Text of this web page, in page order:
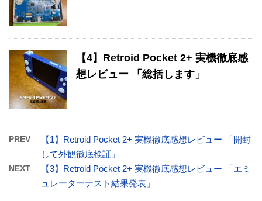
【4】Retroid Pocket 2+ 実機徹底感
想レビュー 「総括します」
PREV
【1】Retroid Pocket 2+ 実機徹底感想レビュー 「開封
して外観徹底検証」
NEXT
【3】Retroid Pocket 2+ 実機徹底感想レビュー 「エミ
ュレーターテスト結果発表」